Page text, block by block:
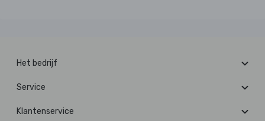
Het bedrijf
Service
Klantenservice